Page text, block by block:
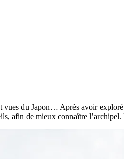
vues du Japon… Après avoir exploré
afin de mieux connaître